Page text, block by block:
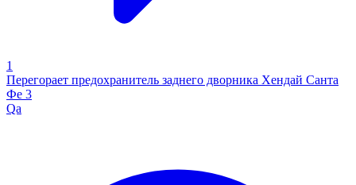
1
Перегорает предохранитель заднего дворника Хендай Санта
Фе 3
Qa